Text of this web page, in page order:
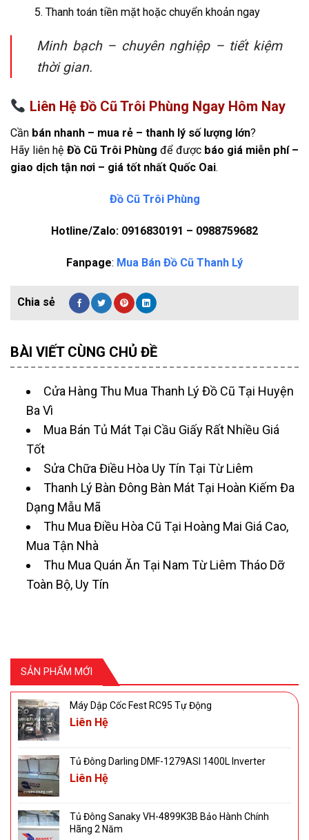
SẢN PHẨM MỚI
Máy Dập Cốc Fest RC95 Tự Động
Liên Hệ
Tủ Đông Darling DMF-1279ASI 1400L Inverter
Liên Hệ
Tủ Đông Sanaky VH-4899K3B Bảo Hành Chính
Hãng 2 Năm
Thanh toán tiền mặt hoặc chuyển khoản ngay
Minh bạch – chuyên nghiệp – tiết kiệm
thời gian.
Liên Hệ Đồ Cũ Trôi Phùng Ngay Hôm Nay
Cần bán nhanh – mua rẻ – thanh lý số lượng lớn?
Hãy liên hệ Đồ Cũ Trôi Phùng để được báo giá miễn phí –
giao dịch tận nơi – giá tốt nhất Quốc Oai.
Đồ Cũ Trôi Phùng
Hotline/Zalo: 0916830191 – 0988759682
Fanpage: Mua Bán Đồ Cũ Thanh Lý
BÀI VIẾT CÙNG CHỦ ĐỀ
Cửa Hàng Thu Mua Thanh Lý Đồ Cũ Tại Huyện
Ba Vì
Mua Bán Tủ Mát Tại Cầu Giấy Rất Nhiều Giá
Tốt
Sửa Chữa Điều Hòa Uy Tín Tại Từ Liêm
Thanh Lý Bàn Đông Bàn Mát Tại Hoàn Kiếm Đa
Dạng Mẫu Mã
Thu Mua Điều Hòa Cũ Tại Hoàng Mai Giá Cao,
Mua Tận Nhà
Thu Mua Quán Ăn Tại Nam Từ Liêm Tháo Dỡ
Toàn Bộ, Uy Tín